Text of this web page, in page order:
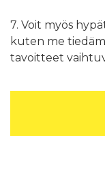
7. Voit myös
kuten me
tavoitteet